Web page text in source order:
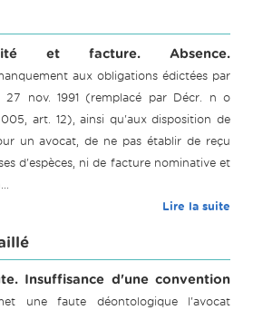
et facture. Absence.
aux obligations édictées par
nov. 1991 (remplacé par Décr. n o
art. 12), ainsi qu'aux disposition de
un avocat, de ne pas établir de reçu
d'espèces, ni de facture nominative et
Lire la suite
Insuffisance d'une convention
une faute déontologique l'avocat